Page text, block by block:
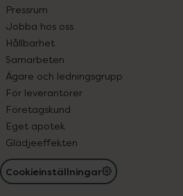
Pressrum
Jobba hos oss
Hållbarhet
Samarbeten
Ägare och ledningsgrupp
För leverantörer
Företagskund
Eget apotek
Glädjeeffekten
Cookieinställningar